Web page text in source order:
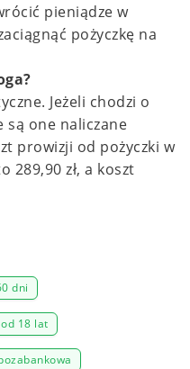
pieniądze w
pożyczkę na
Jeżeli chodzi o
są one naliczane
prowizji od pożyczki w
289,90 zł, a koszt
dni
18 lat